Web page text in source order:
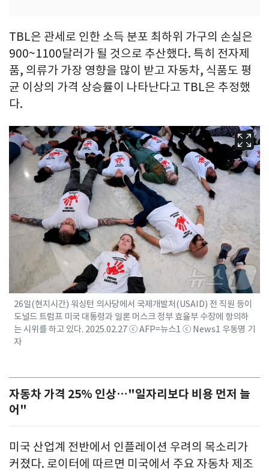
TBL은 관세로 인한 소득 분포 최하위 가구의 손실은
900~1100달러가 될 것으로 추산했다. 특히 전자제
품, 의류가 가장 영향을 많이 받고 자동차, 식품도 평
균 이상의 가격 상승률이 나타난다고 TBL은 추정했
다.
26일(현지시간) 워싱턴 의사당에서 국제개발처(USAID) 전 직원 등이
도널드 트럼프 미국 대통령과 일론 머스크 정부 효율부 수장에 항의하
는 시위를 하고 있다. 2025.02.27 ⓒ AFP=뉴스1 ⓒ News1 우동명 기
자
자동차 가격 25% 인상…"일자리보다 비용 먼저 늘
어"
미국 산업계 전반에서 인플레이션 우려의 목소리가
커졌다. 로이터에 따르면 미국에서 주요 자동차 제조